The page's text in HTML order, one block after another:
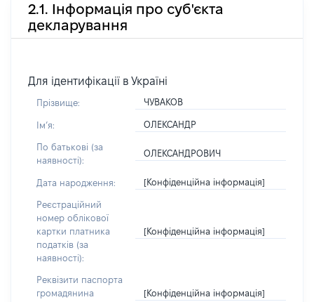
2.1. Інформація про суб'єкта
декларування
Для ідентифікації в Україні
Прізвище: ЧУВАКОВ
Імʼя: ОЛЕКСАНДР
По батькові (за
наявності):
ОЛЕКСАНДРОВИЧ
Дата народження: [Конфіденційна інформація]
Реєстраційний
номер облікової
картки платника
податків (за
наявності):
[Конфіденційна інформація]
Реквізити паспорта
громадянина
[Конфіденційна інформація]